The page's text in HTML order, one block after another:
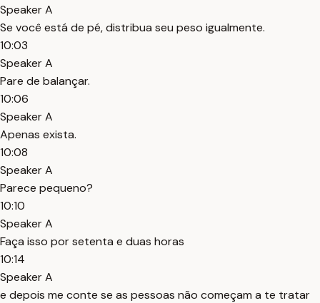
Speaker A
Se você está de pé, distribua seu peso igualmente.
10:03
Speaker A
Pare de balançar.
10:06
Speaker A
Apenas exista.
10:08
Speaker A
Parece pequeno?
10:10
Speaker A
Faça isso por setenta e duas horas
10:14
Speaker A
e depois me conte se as pessoas não começam a te tratar